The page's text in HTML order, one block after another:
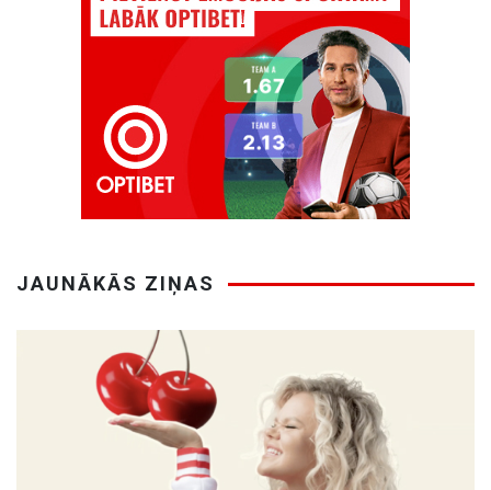
JAUNĀKĀS ZIŅAS